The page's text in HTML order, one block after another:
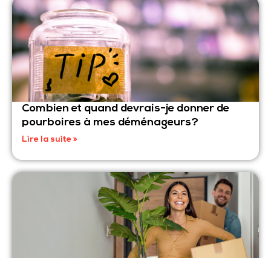
Combien et quand devrais-je donner de
pourboires à mes déménageurs?